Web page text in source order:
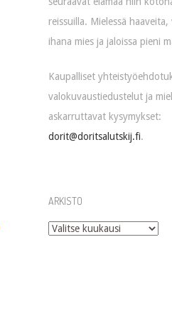
reissuilla. Mielessä haaveita,
ihana mies ja jaloissa pieni
Kaupalliset
valokuvaustiedustelut ja
askarruttavat kysymykset:
dorit@doritsalutskij.fi.
ARKISTO
Arkisto